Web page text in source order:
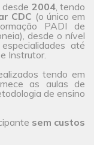
desde 2004, tendo
CDC (o único em
PADI de
desde o nível
até
Instrutor.
tendo em
as aulas de
de ensino
sem custos